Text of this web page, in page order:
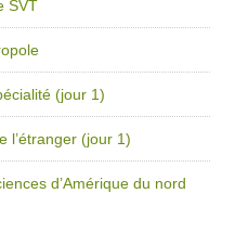
SVT
(jour 1)
l’étranger (jour 1)
d’Amérique du nord